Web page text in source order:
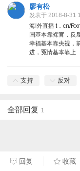
廖有松
发表于 2018-8-31
海!外直播 t．cn/
国基本靠裸官，反
幸福基本靠央视，
进，冤情基本靠上
支持 反对
全部回复 1
回复 收藏